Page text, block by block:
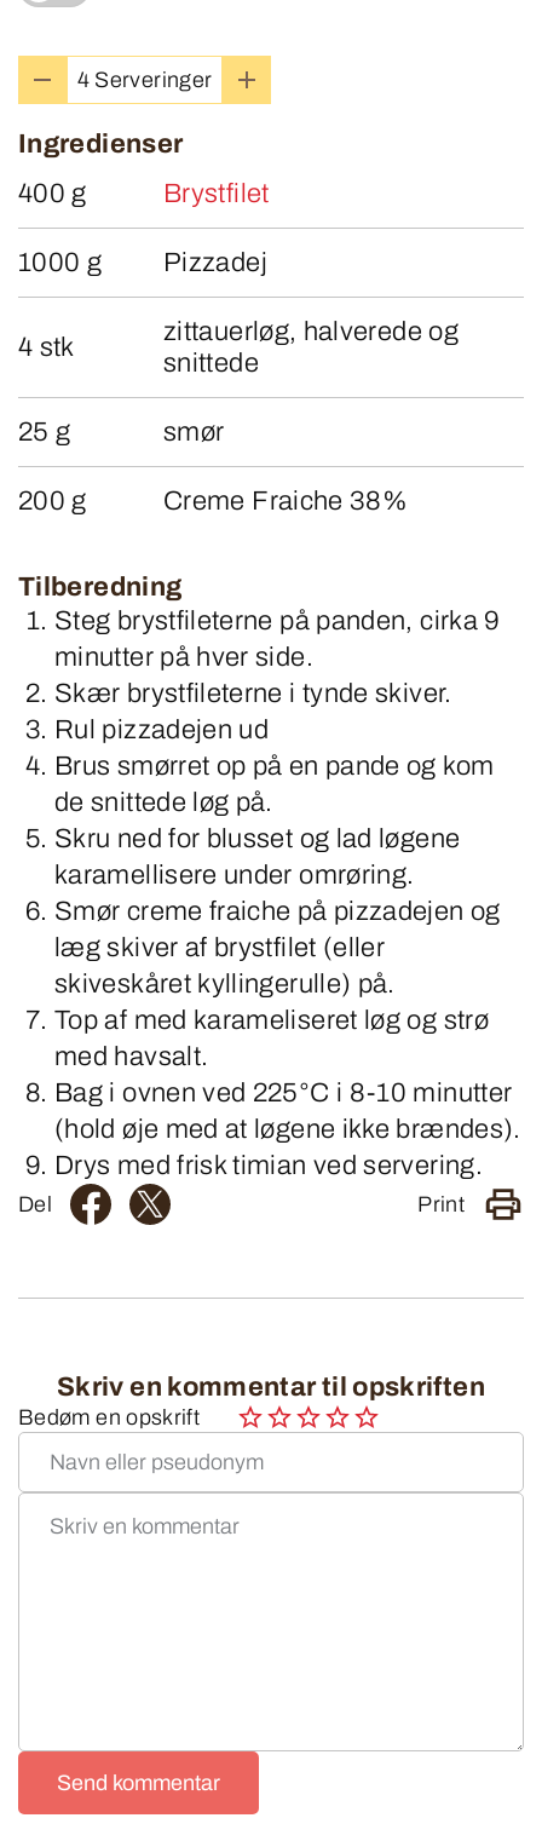
4 Serveringer
Ingredienser
400 g
Brystfilet
1000 g Pizzadej
4 stk
zittauerløg, halverede og
snittede
25 g smør
200 g Creme Fraiche 38%
Tilberedning
Steg brystfileterne på panden, cirka 9
minutter på hver side.
Skær brystfileterne i tynde skiver.
Rul pizzadejen ud
Brus smørret op på en pande og kom
de snittede løg på.
Skru ned for blusset og lad løgene
karamellisere under omrøring.
Smør creme fraiche på pizzadejen og
læg skiver af brystfilet (eller
skiveskåret kyllingerulle) på.
Top af med karameliseret løg og strø
med havsalt.
Bag i ovnen ved 225°C i 8-10 minutter
(hold øje med at løgene ikke brændes).
Drys med frisk timian ved servering.
Del Print
Skriv en kommentar til opskriften
Bedøm en opskrift
Send kommentar